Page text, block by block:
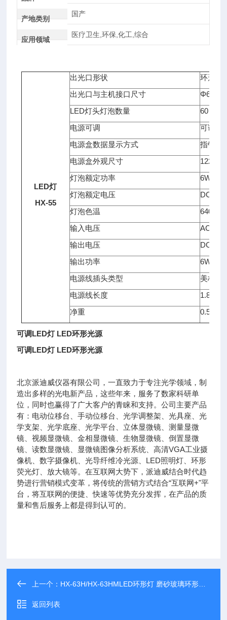
产地类别
国产
应用领域
医疗卫生,环保,化工,综合
LED灯
HX-55
出光口形状
环形光
出光口与主机接口尺寸
Φ61mm
LED灯头灯泡数量
60
电源可调
可调亮
电源盒数据显示方式
指针表
电源盒外观尺寸
灯泡额定功率
6W
灯泡额定电压
DC 24V
灯泡色温
6400K
输入电压
AC
输出电压
DC 24V
输出功率
6W
电源线插头类型
美标三
电源线长度
1.8m
净重
0.54kg
可调LED灯 LED环形光源
可调LED灯 LED环形光源
北京派迪威仪器有限公司，一直致力于专注光学领域，制
造出多样的光电新产品，这些年来，服务了数家科研单
位，同时也赢得了广大客户的青睐和支持。公司主要产品
有：电动位移台、手动位移台、光学调整架、光具座、光
学支架、光学底座、光学平台、立体显微镜、测量显微
镜、视频显微镜、金相显微镜、生物显微镜、倒置显微
镜、读数显微镜、显微镜图像分析系统、高清VGA工业摄
像机、数字摄像机、光导纤维冷光源、LED照明灯、环形
荧光灯、放大镜等。在互联网大势下，派迪威结合时代趋
势进行营销模式变革，将传统的营销方式结合“互联网+"平
台，将互联网的便捷、快速等优势充分发挥，在产品的质
量和售后服务上都是得到认可的。
上一个： HX-63H/HX-63HMLED环形灯 磨砂玻璃环形光源
返回列表